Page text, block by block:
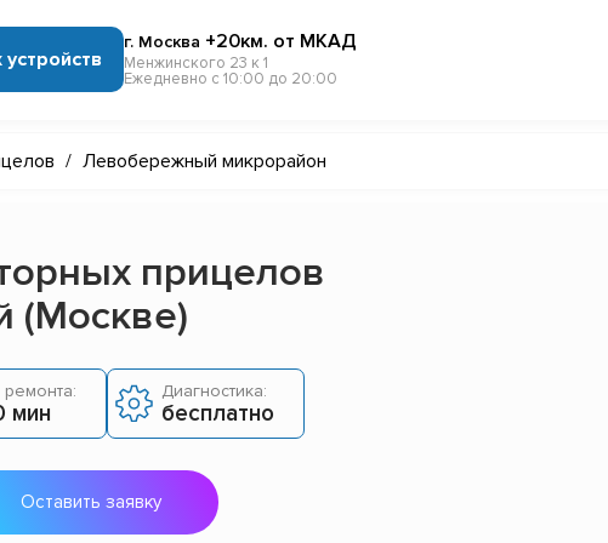
г. Москва +20км. от МКАД
Менжинского 23 к 1
Ежедневно с 10:00 до 20:00
/ Левобережный микрорайон
прицелов
(Москве)
мин
Диагностика:
бесплатно
Оставить заявку